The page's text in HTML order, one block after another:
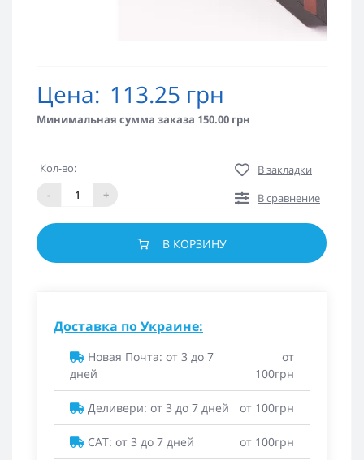
Цена: 113.25 грн
Минимальная сумма заказа 150.00 грн
Кол-во:
-
+
В закладки
В сравнение
В КОРЗИНУ
Доставка по Украине:
Новая Почта: от 3 до 7
дней
от
100грн
Деливери: от 3 до 7 дней от 100грн
САТ: от 3 до 7 дней от 100грн